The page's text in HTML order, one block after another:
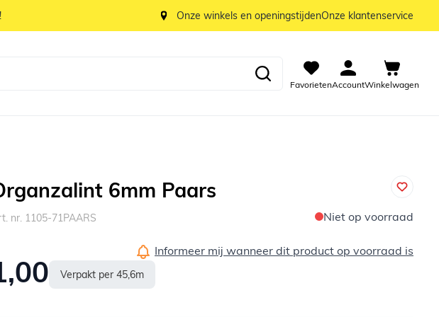
Onze winkels en openingstijdenOnze klantenservice
FavorietenAccountWinkelwagen
6mm Paars
nr. 1105-71PAARS Niet op voorraad
Informeer mij wanneer dit product op voorraad is
Verpakt per 45,6m